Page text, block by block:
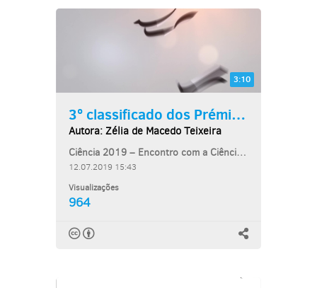
3:10
3º classificado dos Prémios...
Autora: Zélia de Macedo Teixeira
Ciência 2019 – Encontro com a Ciência e Tecnologia
12.07.2019 15:43
Visualizações
964